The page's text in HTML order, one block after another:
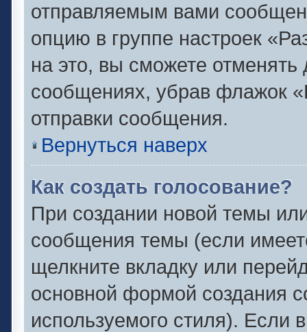
отправляемым вами
опцию в группе настроек
на это, вы сможете
сообщениях, убрав флажок
отправки сообщения.
Вернуться наверх
Как создать голосование?
При создании новой темы
сообщения темы (если
щелкните вкладку или
основной формой создания
используемого стиля). Если